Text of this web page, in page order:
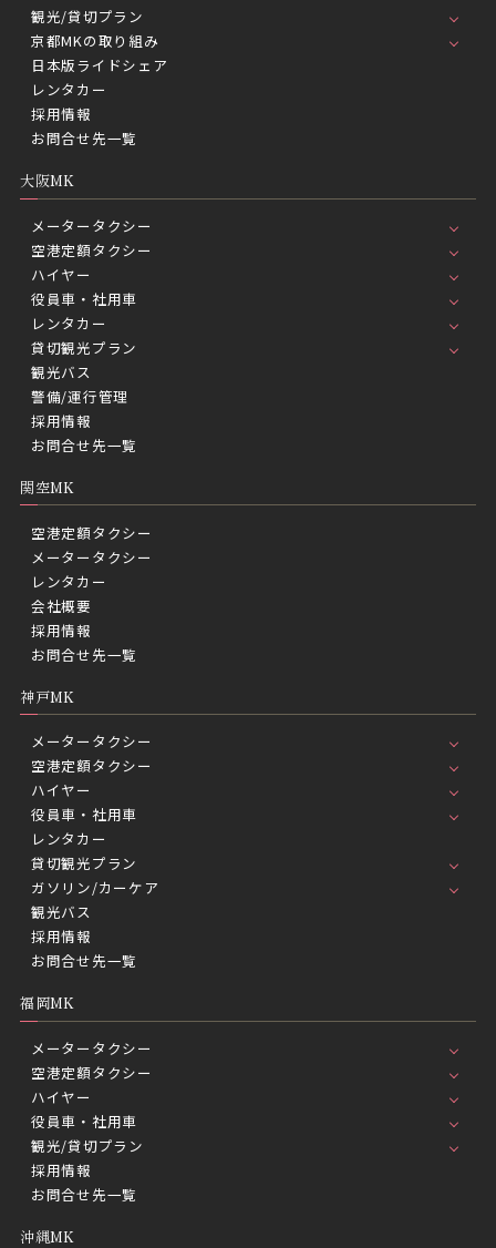
観光/貸切プラン
京都MKの取り組み
日本版ライドシェア
レンタカー
採用情報
お問合せ先一覧
大阪MK
メータータクシー
空港定額タクシー
ハイヤー
役員車・社用車
レンタカー
貸切観光プラン
観光バス
警備/運行管理
採用情報
お問合せ先一覧
関空MK
空港定額タクシー
メータータクシー
レンタカー
会社概要
採用情報
お問合せ先一覧
神戸MK
メータータクシー
空港定額タクシー
ハイヤー
役員車・社用車
レンタカー
貸切観光プラン
ガソリン/カーケア
観光バス
採用情報
お問合せ先一覧
福岡MK
メータータクシー
空港定額タクシー
ハイヤー
役員車・社用車
観光/貸切プラン
採用情報
お問合せ先一覧
沖縄MK